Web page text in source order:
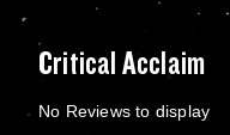
Critical Acclaim
No Reviews to display